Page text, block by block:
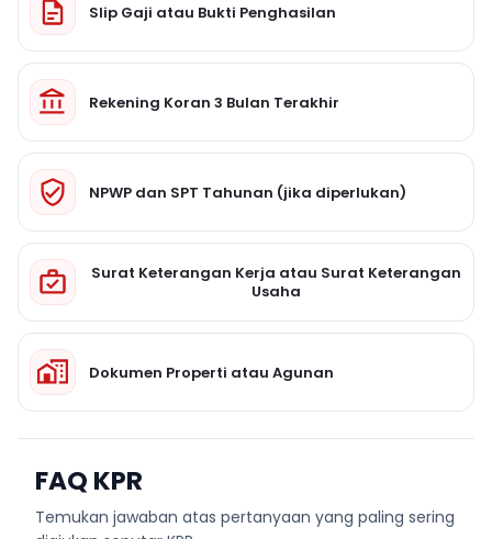
Slip Gaji atau Bukti Penghasilan
Rekening Koran 3 Bulan Terakhir
NPWP dan SPT Tahunan (jika diperlukan)
Surat Keterangan Kerja atau Surat Keterangan
Usaha
Dokumen Properti atau Agunan
FAQ KPR
Temukan jawaban atas pertanyaan yang paling sering